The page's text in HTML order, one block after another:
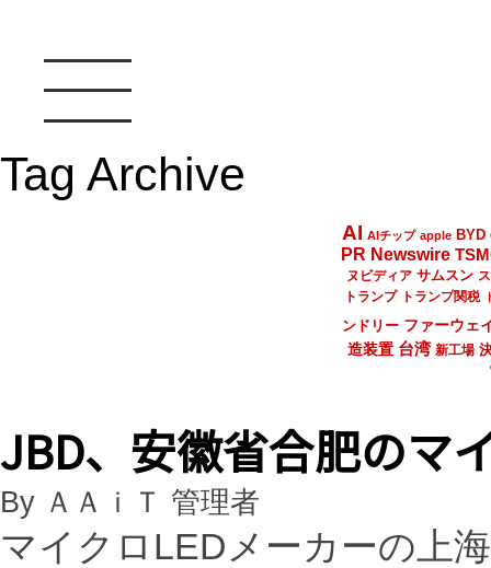
Tag Archive
AI AIチップ apple BYD
PR Newswire
ヌビディア サムスン
トランプ
トランプ関税
ンドリー ファーウェ
造装置 台湾 新工場
JBD、安徽省合肥のマ
By ＡＡｉＴ 管理者
マイクロLEDメーカーの上